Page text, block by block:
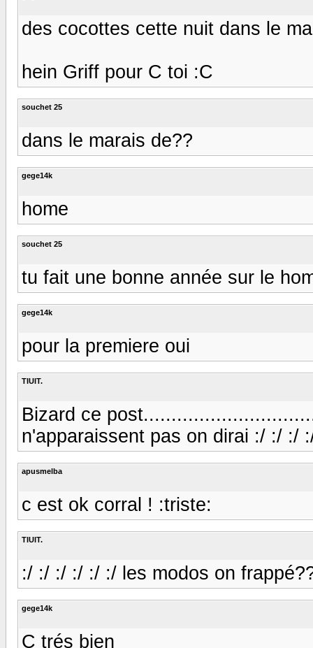
des cocottes cette nuit dans le
hein Griff pour C toi :C
souchet 25
dans le marais de??
gege14k
home
souchet 25
tu fait une bonne année sur le
gege14k
pour la premiere oui
TIUIT.
Bizard ce
n'apparaissent pas on dirai :/ :/ :/
apusmelba
c est ok corral ! :triste:
TIUIT.
:/ :/ :/ :/ :/ :/ les modos on
gege14k
C trés bien